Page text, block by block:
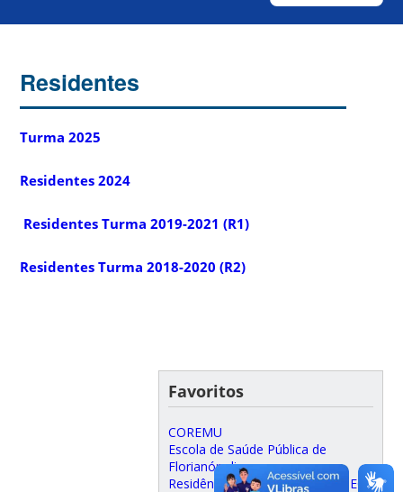
Residentes
Turma 2025
Residentes 2024
Residentes Turma 2019-2021 (R1)
Residentes Turma 2018-2020 (R2)
Favoritos
COREMU
Escola de Saúde Pública de
Florianópolis
Residência Multiprofissional- MEC